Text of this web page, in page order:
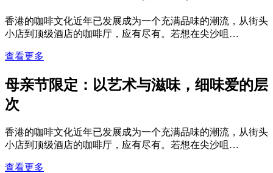
香港的咖啡文化近年已发展成为一个充满品味的潮流，从街头
小店到顶级酒店的咖啡厅，应有尽有。若想在尖沙咀…
查看更多
母亲节限定：以艺术与滋味，细味爱的层
次
香港的咖啡文化近年已发展成为一个充满品味的潮流，从街头
小店到顶级酒店的咖啡厅，应有尽有。若想在尖沙咀…
查看更多